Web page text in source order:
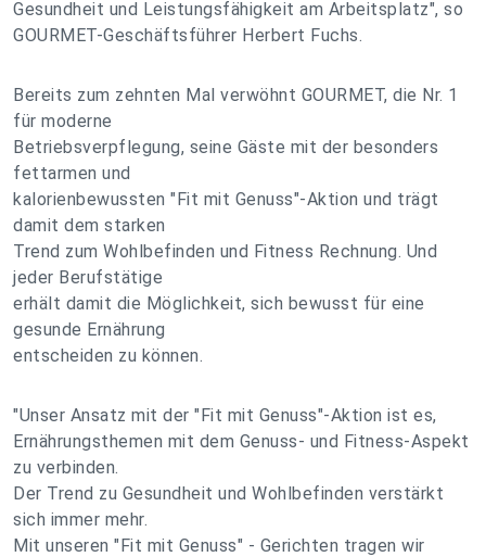
Gesundheit und Leistungsfähigkeit am Arbeitsplatz", so
GOURMET-Geschäftsführer Herbert Fuchs.
Bereits zum zehnten Mal verwöhnt GOURMET, die Nr. 1
für moderne
Betriebsverpflegung, seine Gäste mit der besonders
fettarmen und
kalorienbewussten "Fit mit Genuss"-Aktion und trägt
damit dem starken
Trend zum Wohlbefinden und Fitness Rechnung. Und
jeder Berufstätige
erhält damit die Möglichkeit, sich bewusst für eine
gesunde Ernährung
entscheiden zu können.
"Unser Ansatz mit der "Fit mit Genuss"-Aktion ist es,
Ernährungsthemen mit dem Genuss- und Fitness-Aspekt
zu verbinden.
Der Trend zu Gesundheit und Wohlbefinden verstärkt
sich immer mehr.
Mit unseren "Fit mit Genuss" - Gerichten tragen wir